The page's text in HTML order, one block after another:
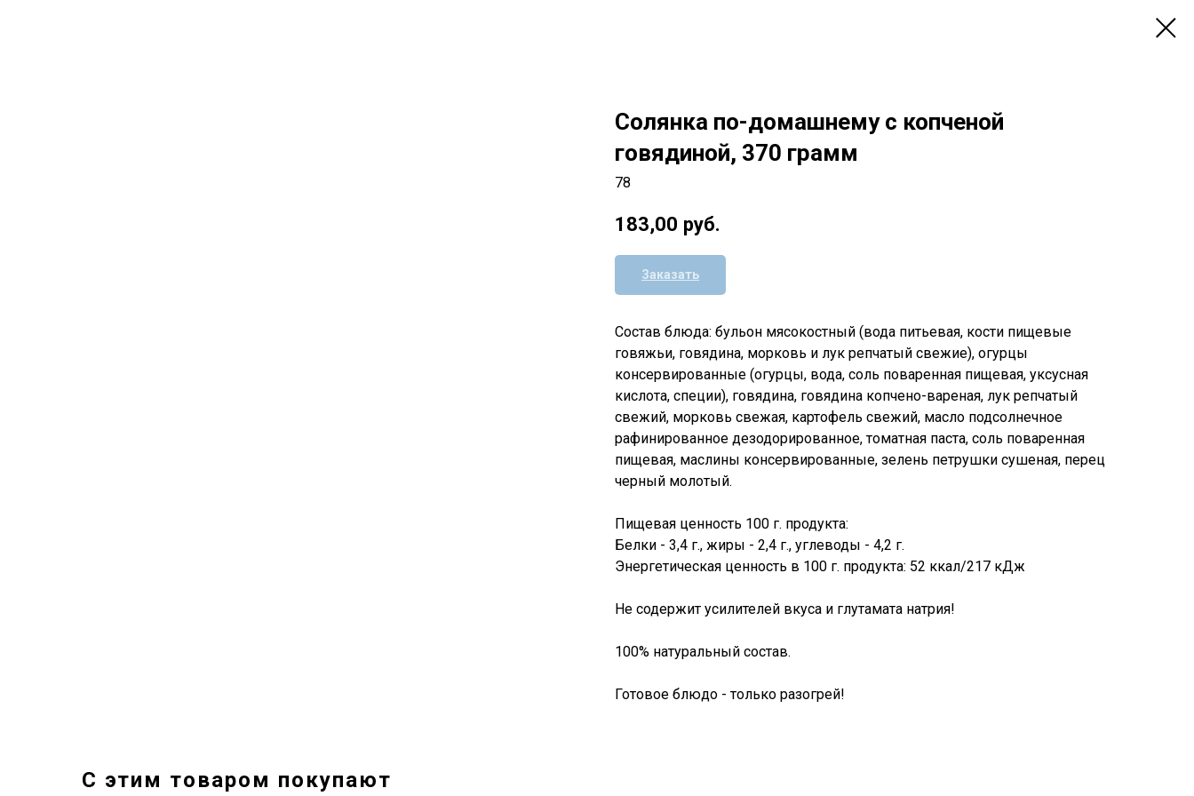
Солянка по-домашнему с копченой
говядиной, 370 грамм
78
183,00 руб.
Заказать
Состав блюда: бульон мясокостный (вода питьевая, кости пищевые
говяжьи, говядина, морковь и лук репчатый свежие), огурцы
консервированные (огурцы, вода, соль поваренная пищевая, уксусная
кислота, специи), говядина, говядина копчено-вареная, лук репчатый
свежий, морковь свежая, картофель свежий, масло подсолнечное
рафинированное дезодорированное, томатная паста, соль поваренная
пищевая, маслины консервированные, зелень петрушки сушеная, перец
черный молотый.
Пищевая ценность 100 г. продукта:
Белки - 3,4 г., жиры - 2,4 г., углеводы - 4,2 г.
Энергетическая ценность в 100 г. продукта: 52 ккал/217 кДж
Не содержит усилителей вкуса и глутамата натрия!
100% натуральный состав.
Готовое блюдо - только разогрей!
С этим товаром покупают